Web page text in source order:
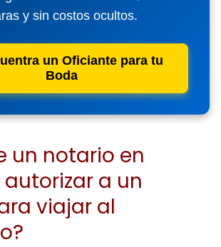
y sin costos ocultos.
un Oficiante para tu
Boda
un notario en
a un
viajar al